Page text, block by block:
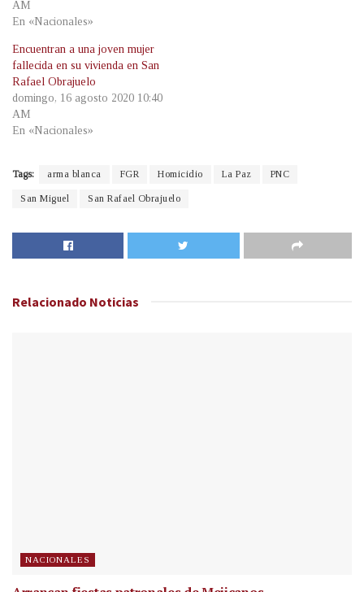
AM
En «Nacionales»
Encuentran a una joven mujer
fallecida en su vivienda en San
Rafael Obrajuelo
domingo, 16 agosto 2020 10:40
AM
En «Nacionales»
Tags: arma blanca FGR Homicidio La Paz PNC
San Miguel San Rafael Obrajuelo
Relacionado Noticias
NACIONALES